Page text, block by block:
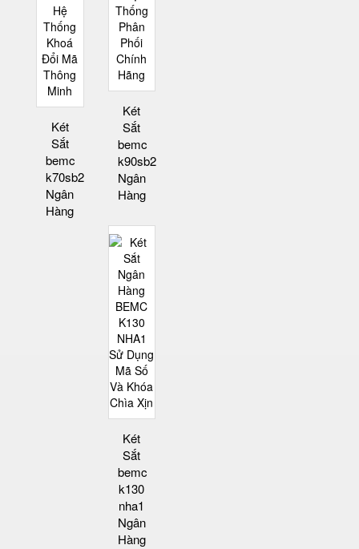
Két
Sắt
bemc
k70sb2
Ngân
Hàng
Két
Sắt
bemc
k90sb2
Ngân
Hàng
Két
Sắt
bemc
k130
nha1
Ngân
Hàng